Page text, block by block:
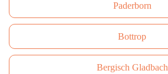
Paderborn
Bottrop
Bergisch Gladbach